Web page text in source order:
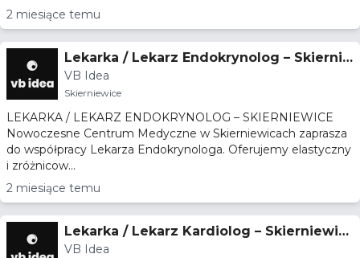
2 miesiące temu
Lekarka / Lekarz Endokrynolog – Skiernie
wice
VB Idea
Skierniewice
LEKARKA / LEKARZ ENDOKRYNOLOG – SKIERNIEWICE
Nowoczesne Centrum Medyczne w Skierniewicach zaprasza
do współpracy Lekarza Endokrynologa. Oferujemy elastyczny
i zróżnicow...
2 miesiące temu
Lekarka / Lekarz Kardiolog – Skierniewic
e
VB Idea